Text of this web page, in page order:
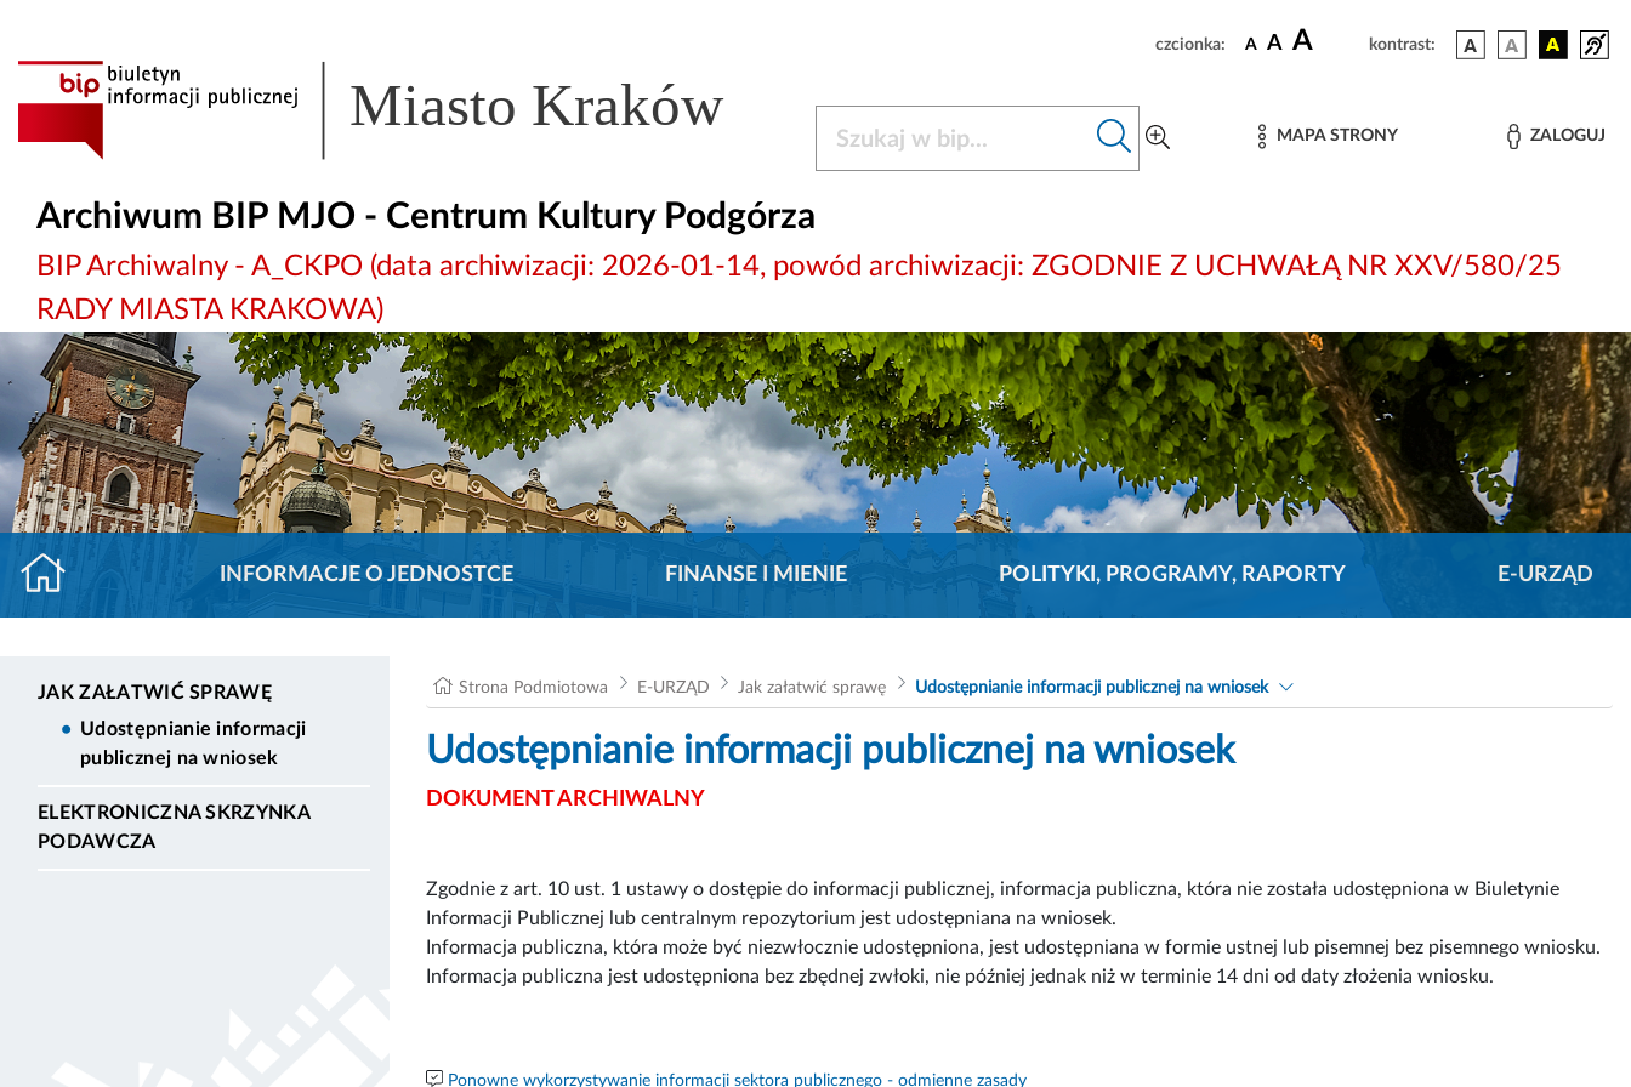
czcionka: A A A kontrast:
Miasto Kraków MAPA STRONY ZALOGUJ
Archiwum BIP MJO - Centrum Kultury Podgórza
BIP Archiwalny - A_CKPO (data archiwizacji: 2026-01-14, powód archiwizacji: ZGODNIE Z UCHWAŁĄ NR XXV/580/25
RADY MIASTA KRAKOWA)
INFORMACJE O JEDNOSTCE FINANSE I MIENIE POLITYKI, PROGRAMY, RAPORTY E-URZĄD
JAK ZAŁATWIĆ SPRAWĘ
Udostępnianie informacji
publicznej na wniosek
ELEKTRONICZNA SKRZYNKA
PODAWCZA
Strona Podmiotowa E-URZĄD Jak załatwić sprawę Udostępnianie informacji publicznej na wniosek
Udostępnianie informacji publicznej na wniosek
DOKUMENT ARCHIWALNY
Zgodnie z art. 10 ust. 1 ustawy o dostępie do informacji publicznej, informacja publiczna, która nie została udostępniona w Biuletynie
Informacji Publicznej lub centralnym repozytorium jest udostępniana na wniosek.
Informacja publiczna, która może być niezwłocznie udostępniona, jest udostępniana w formie ustnej lub pisemnej bez pisemnego wniosku.
Informacja publiczna jest udostępniona bez zbędnej zwłoki, nie później jednak niż w terminie 14 dni od daty złożenia wniosku.
Ponowne wykorzystywanie informacji sektora publicznego - odmienne zasady